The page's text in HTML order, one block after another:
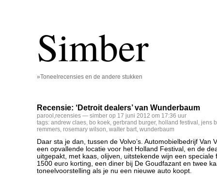
Simber
»Toneelrecensies en de andere stukken
Recensie: ‘Detroit dealers’ van Wunderbaum
parool ,recensies — simber op 17 juni 2012 om 17:36 uur
tags: andrew claes, bo koek, gerbrand burger, holland festival , jens
remmers, rosemary wilson, walter bart, wunderbaum
Daar sta je dan, tussen de Volvo’s. Automobielbedrijf Van
een opvallende locatie voor het Holland Festival, en de
uitgepakt, met kaas, olijven, uitstekende wijn een speciale
1500 euro korting, een diner bij De Goudfazant en twee
toneelvoorstelling als je nu een nieuwe auto koopt.